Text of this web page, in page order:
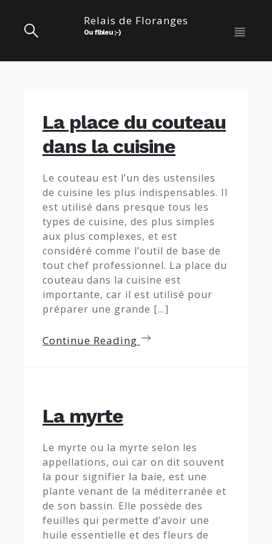
Relais de Floranges
Ou flbleu ;-)
La place du couteau
dans la cuisine
Le couteau est l’un des ustensiles
de cuisine les plus indispensables. Il
est utilisé dans presque tous les
types de cuisine, des plus simples
aux plus complexes, et est
considéré comme l’outil de base de
tout chef professionnel. La place du
couteau dans la cuisine est
importante, car il est utilisé pour
préparer une grande […]
Continue Reading
La myrte
Le myrte ou la myrte selon les
appellations, oui car on dit souvent
la pour signifier la baie, est une
plante venant de la méditerranée et
de son bassin. Elle possède des
feuilles qui permette d’avoir une
huile essentielle et des fleurs de